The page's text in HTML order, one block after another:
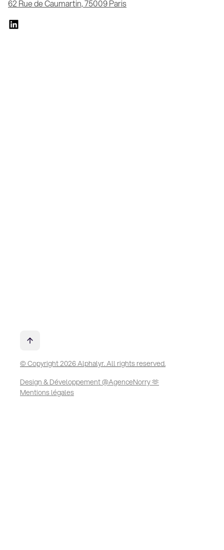
62 Rue de Caumartin, 75009 Paris
© Copyright 2026 Alphalyr. All rights reserved.
Design & Développement @AgenceNorry 🫶
Mentions légales